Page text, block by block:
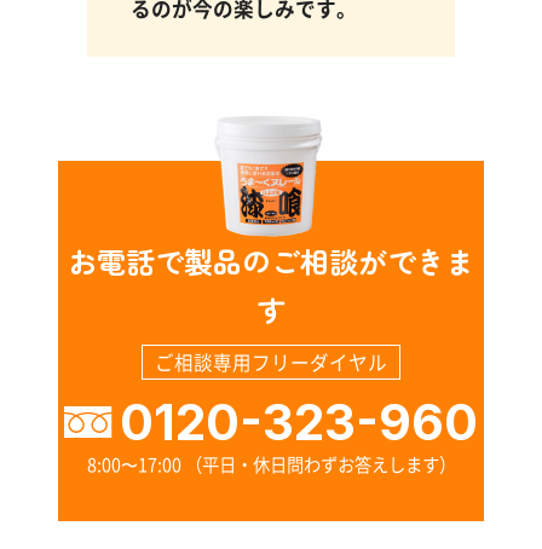
るのが今の楽しみです。
お電話で製品のご相談ができま
す
ご相談専用フリーダイヤル
0120-323-960
8:00〜17:00 （平日・休日問わずお答えします）